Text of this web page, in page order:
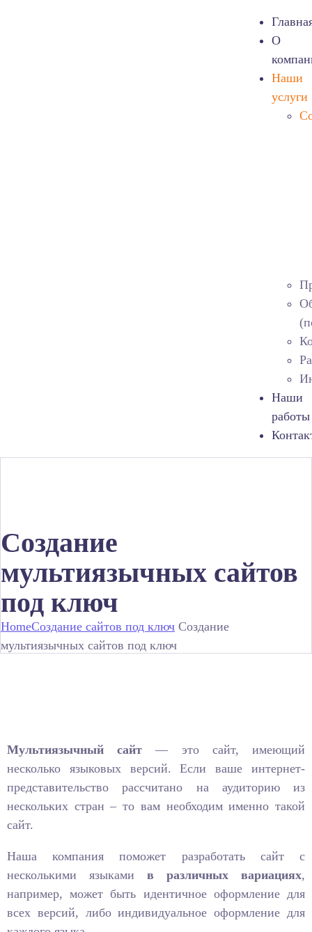
О
Наши
услуги
Наши
работы
Создание
мультиязычных сайтов
под ключ
HomeСоздание сайтов под ключ Создание
мультиязычных сайтов под ключ
Мультиязычный сайт — это сайт, имеющий
несколько языковых версий. Если ваше интернет-
представительство рассчитано на аудиторию из
нескольких стран – то вам необходим именно такой
сайт.
Наша компания поможет разработать сайт с
несколькими языками в различных вариациях,
например, может быть идентичное оформление для
всех версий, либо индивидуальное оформление для